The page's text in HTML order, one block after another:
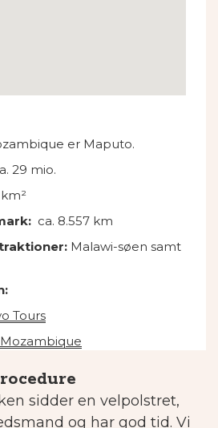
er Maputo.
29 mio.
ca. 8.557 km
Malawi-søen samt
Tours
sidder en velpolstret,
og har god tid. Vi